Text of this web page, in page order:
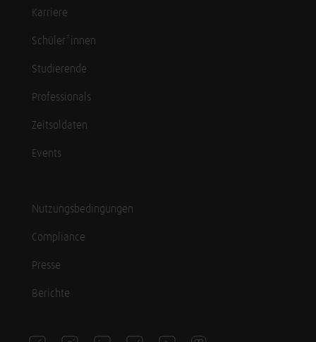
Karriere
Schüler*innen
Studierende
Professionals
Zeitsoldaten
Events
Nutzungsbedingungen
Compliance
Presse
Berichte